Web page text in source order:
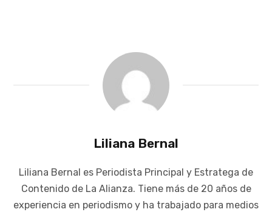
Liliana Bernal
Liliana Bernal es Periodista Principal y Estratega de
Contenido de La Alianza. Tiene más de 20 años de
experiencia en periodismo y ha trabajado para medios